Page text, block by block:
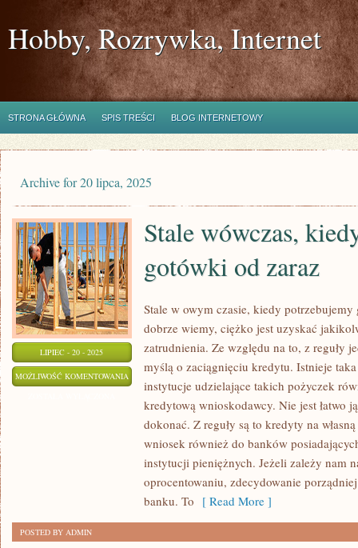
Hobby, Rozrywka, Internet
STRONA GŁÓWNA SPIS TREŚCI BLOG INTERNETOWY
Archive for 20 lipca, 2025
LIPIEC - 20 - 2025
MOŻLIWOŚĆ KOMENTOWANIA
WÓWCZAS,
ZARAZ
Stale wówczas,
gotówki od zaraz
Stale w owym czasie, kiedy
dobrze wiemy, ciężko jest uzyskać
zatrudnienia. Ze względu na to, z reguły
myślą o zaciągnięciu kredytu. Istnieje
instytucje udzielające takich pożyczek
kredytową wnioskodawcy. Nie jest łatwo
dokonać. Z reguły są to kredyty na
wniosek również do banków
instytucji pieniężnych. Jeżeli zależy nam
oprocentowaniu, zdecydowanie
banku. To [ Read More ]
POSTED BY ADMIN